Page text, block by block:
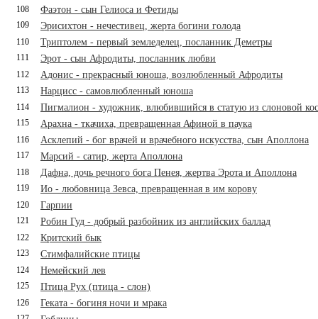
108 Фаэтон - сын Гелиоса и Фетиды
109 Эрисихтон - нечестивец, жерта богини голода
110 Триптолем - первый земледелец, посланник Деметры
111 Эрот - сын Афродиты, посланник любви
112 Адонис - прекрасный юноша, возлюбленный Афродиты
113 Нарцисс - самовлюбленный юноша
114 Пигмалион - художник, влюбившийся в статую из слоновой
115 Арахна - ткачиха, превращенная Афиной в паука
116 Асклепий - бог врачей и врачебного искусства, сын Аполлона
117 Марсий - сатир, жерта Аполлона
118 Дафна, дочь речного бога Пенея, жертва Эрота и Аполлона
119 Ио - любовница Зевса, превращенная в им корову
120 Гарпии
121 Робин Гуд - добрый разбойник из английских баллад
122 Критский бык
123 Стимфалийские птицы
124 Немейский лев
125 Птица Рух (птица - слон)
126 Геката - богиня ночи и мрака